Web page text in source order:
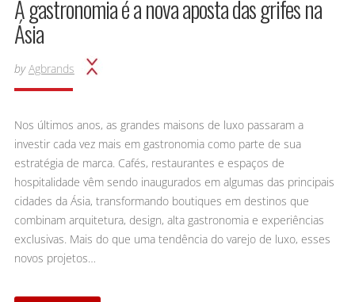
A gastronomia é a nova aposta das grifes na
Ásia
by Agbrands
Nos últimos anos, as grandes maisons de luxo passaram a
investir cada vez mais em gastronomia como parte de sua
estratégia de marca. Cafés, restaurantes e espaços de
hospitalidade vêm sendo inaugurados em algumas das principais
cidades da Ásia, transformando boutiques em destinos que
combinam arquitetura, design, alta gastronomia e experiências
exclusivas. Mais do que uma tendência do varejo de luxo, esses
novos projetos…